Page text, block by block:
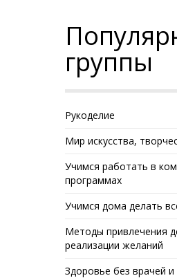
группы
Рукоделие
Мир искусства,
Учимся работать в
программах
Учимся дома делать
Методы привлечения
реализации желаний
Здоровье без врачей и